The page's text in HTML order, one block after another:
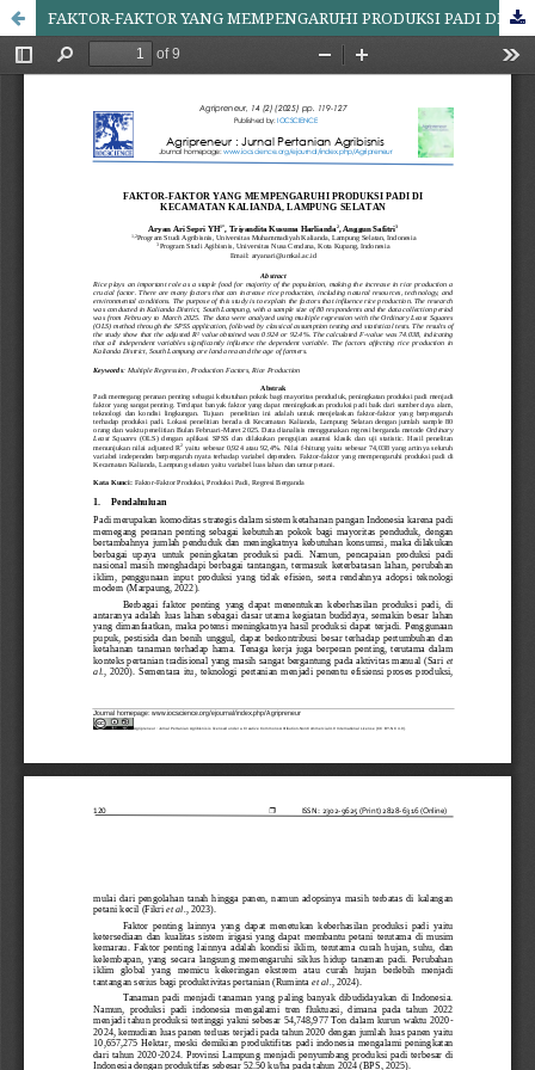
FAKTOR-FAKTOR YANG MEMPENGARUHI PRODUKSI PADI DI KECAMATAN KALIANDA, LAMPUNG SELATAN